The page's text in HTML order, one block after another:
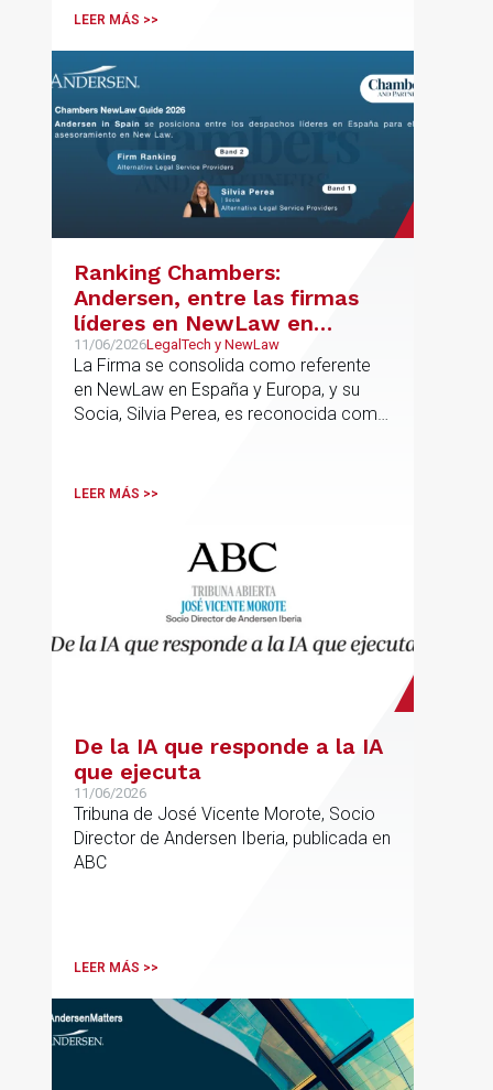
LEER MÁS >>
Ranking Chambers:
Andersen, entre las firmas
líderes en NewLaw en
España y Europa
11/06/2026LegalTech y NewLaw
La Firma se consolida como referente
en NewLaw en España y Europa, y su
Socia, Silvia Perea, es reconocida como
LEER MÁS >>
De la IA que responde a la IA
que ejecuta
11/06/2026
Tribuna de José Vicente Morote, Socio
Director de Andersen Iberia, publicada en
ABC
LEER MÁS >>